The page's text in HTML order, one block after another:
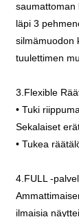
saumattoman
läpi 3
silmämuodon
tuulettimen
3.Flexible
• Tuki
Sekalaiset
• Tukea
4.FULL -
ilmaisia